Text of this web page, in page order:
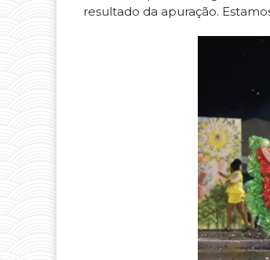
resultado da apuração.